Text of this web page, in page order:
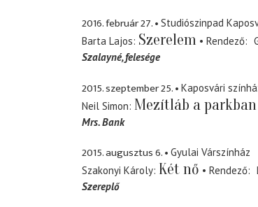
2016. február 27.
Studiószinpad
Barta Lajos Szerelem Rendező
Szalayné felesége
2015. szeptember 25.
Kaposvári
Neil Simon Mezítláb a parkban
Mrs. Bank
2015. augusztus 6.
Gyulai Várszínház
Szakonyi Károly Két nő Rendező
Szereplő